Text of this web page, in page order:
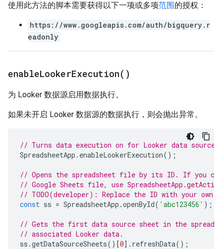
使用此方法的脚本需要获得以下一项或多项范围的授权：
https://www.googleapis.com/auth/bigquery.r
eadonly
enableLookerExecution( )
为 Looker 数据源启用数据执行。
如果未开启 Looker 数据源的数据执行，则会抛出异常。
// Turns data execution on for Looker data
SpreadsheetApp . enableLookerExecution();
// Opens the spreadsheet file by its ID. If you
// Google Sheets file, use
// TODO(developer): Replace the ID with your own.
const ss = SpreadsheetApp .openById( 'abc123456' );
// Gets the first data source sheet in the
// associated Looker data.
ss .getDataSourceSheets()[0]. refreshData();